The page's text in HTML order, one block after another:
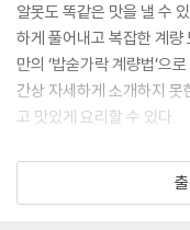
PART 3
볶음요리
잡채 130
참치김치볶음밥 134
순대볶음 146
알못도 똑같은 맛을 낼 수
하게 풀어내고 복잡한 계
만의 ‘밥숟가락 계량법’으
간상 자세하게 소개하지 못
고 맛있게 요리할 수 있다.
레시피마다 숨어있는 황금